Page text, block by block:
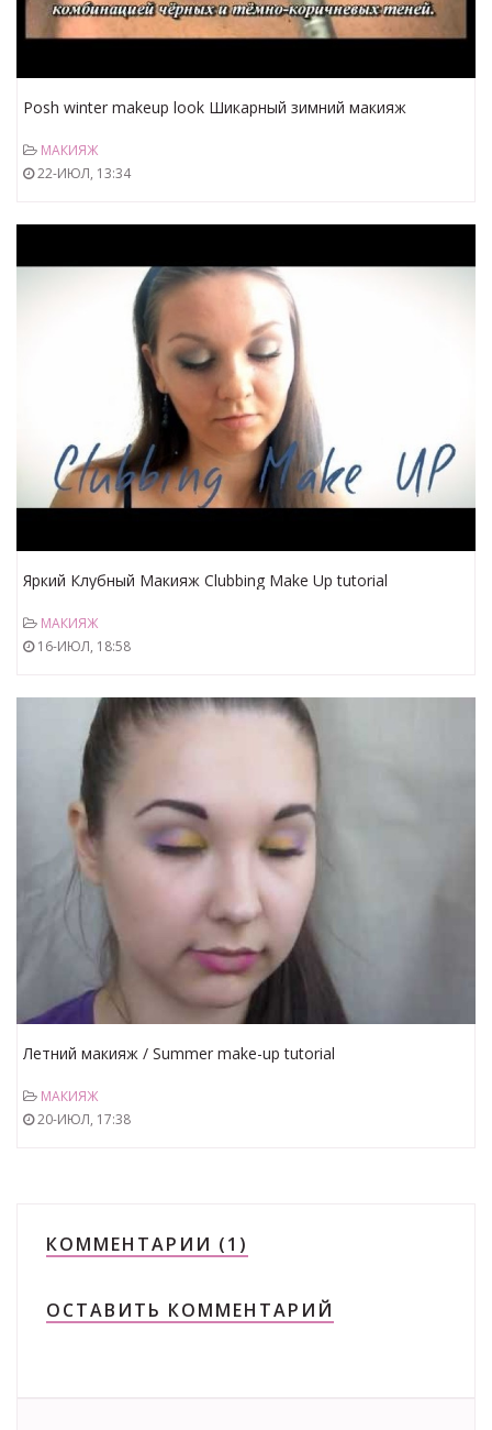
Posh winter makeup look Шикарный зимний макияж
МАКИЯЖ
22-ИЮЛ, 13:34
Яркий Клубный Макияж Clubbing Make Up tutorial
МАКИЯЖ
16-ИЮЛ, 18:58
Летний макияж / Summer make-up tutorial
МАКИЯЖ
20-ИЮЛ, 17:38
КОММЕНТАРИИ (1)
ОСТАВИТЬ КОММЕНТАРИЙ